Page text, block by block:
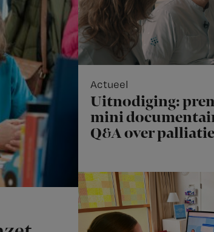
Actueel
Uitnodiging:
mini
Q&A over